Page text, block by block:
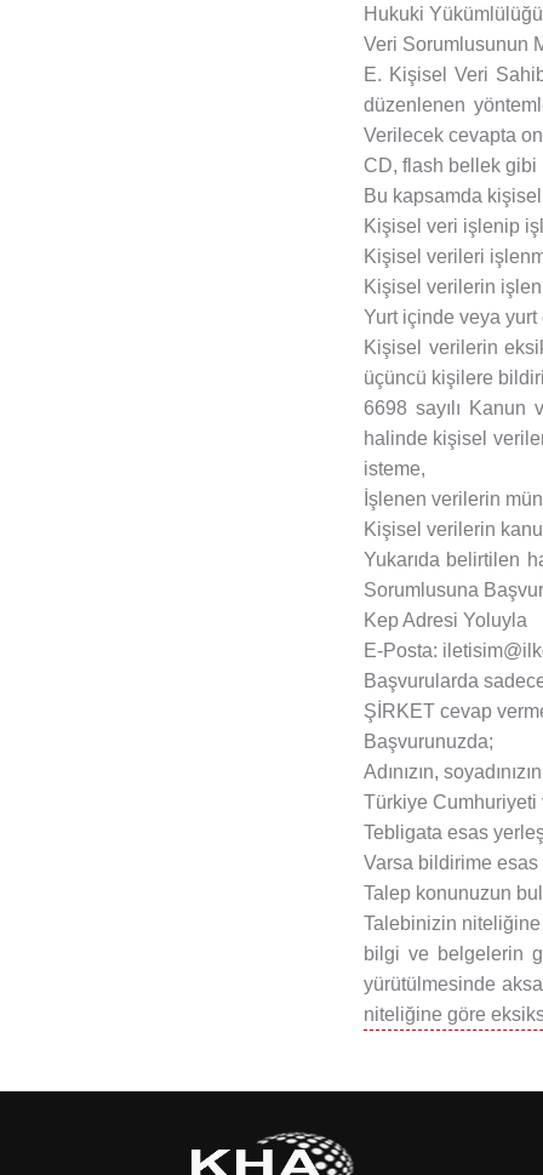
Hukuki
Veri Sorumlusunun
E. Kişisel Veri
düzenlenen
Verilecek cevapta
CD, flash bellek gibi
Bu kapsamda
Kişisel veri işlenip
Kişisel verileri
Kişisel verilerin
Yurt içinde veya yurt
Kişisel verilerin
üçüncü kişilere
6698 sayılı
halinde kişisel
isteme,
İşlenen verilerin
Kişisel verilerin
Yukarıda belirtilen
Sorumlusuna
Kep Adresi Yoluyla
E-Posta:
Başvurularda
ŞİRKET cevap
Başvurunuzda;
Adınızın,
Türkiye Cumhuriyeti
Tebligata esas
Varsa bildirime esas
Talep konunuzun
Talebinizin
bilgi ve belgelerin
yürütülmesinde
niteliğine göre